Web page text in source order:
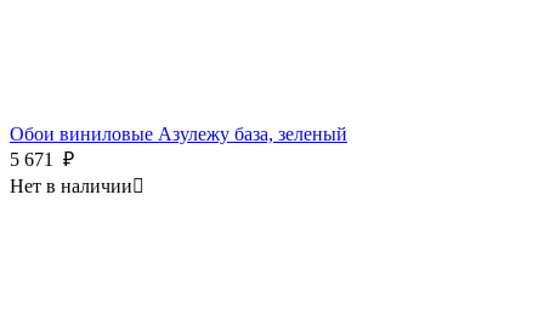
Обои виниловые Азулежу база, зеленый
5 671
₽
Нет в наличии